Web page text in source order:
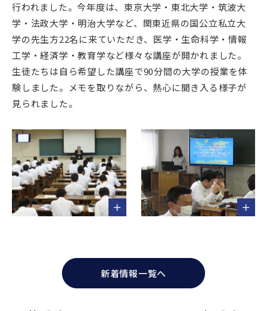
行われました。今年度は、東京大学・東北大学・筑波大
学・法政大学・明治大学など、関東近県の国公立私立大
学の先生方22名に来ていただき、医学・生命科学・情報
工学・経済学・教育学など様々な講座が開かれました。
生徒たちは自ら希望した講座で90分間の大学の授業を体
験しました。メモを取りながら、熱心に聞き入る様子が
見られました。
新着情報一覧へ